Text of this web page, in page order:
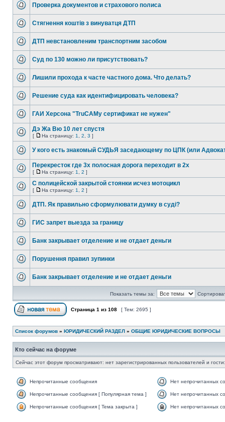
Проверка документов и страхового полиса
Стягнення коштів з винуватця ДТП
ДТП невстановленим транспортним засобом
Суд по 130 можно ли присутствовать?
Лишили прохода к часте частного дома. Что делать?
Решение суда как идентифицировать человека?
ГАИ Херсона "TruCAMy сертификат не нужен"
Дэ Жа Вю 10 лет спустя
[ На страницу: 1 2 3 ]
У кого есть знакомый СУДЬЯ заседающему по ЦПК (или
Перекресток где 3х полосная дорога переходит в 2х
[ На страницу: 1 2 ]
С полицейской закрытой стоянки исчез мотоцикл
[ На страницу: 1 2 ]
ДТП. Як правильно сформулювати думку в суді?
ГИС запрет выезда за границу
Банк закрывает отделение и не отдает деньги
Порушення правил зупинки
Банк закрывает отделение и не отдает деньги
Показать темы за:
Страница 1 из 108 [ Тем: 2695 ]
Список форумов » ЮРИДИЧЕСКИЙ РАЗДЕЛ » ОБЩИЕ ЮРИДИЧЕСКИЕ ВОПРОСЫ
Кто сейчас на форуме
Сейчас этот форум просматривают: нет зарегистрированных пользователей и
Непрочитанные сообщения Нет непрочитанных
Непрочитанные сообщения [ Популярная тема ] Нет непрочитанных
Непрочитанные сообщения [ Тема закрыта ] Нет непрочитанных